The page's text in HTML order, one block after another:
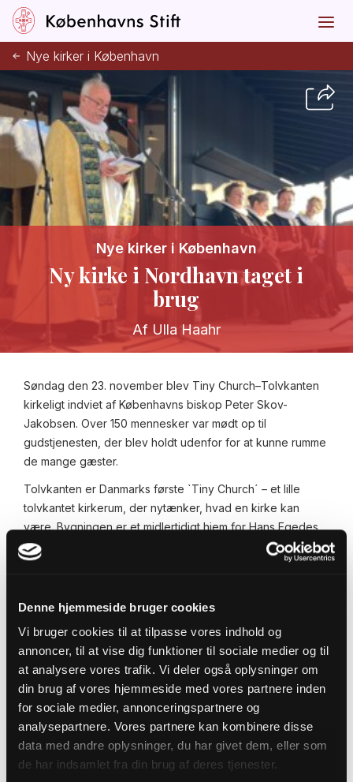
Denne hjemmeside bruger cookies
Vi bruger cookies til at tilpasse vores indhold og
annoncer, til at vise dig funktioner til sociale medier og til
at analysere vores trafik. Vi deler også oplysninger om
din brug af vores hjemmeside med vores partnere inden
for sociale medier, annonceringspartnere og
analysepartnere. Vores partnere kan kombinere disse
data med andre oplysninger, du har givet dem, eller som
de har indsamlet fra din brug af deres tjenester.
Nye kirker i København
Ny kirke i Nordhavn taget i
brug
Nye kirker i København
Af Ulla Haahr
Søndag den 23. november blev Tiny Church–Tolvkanten
kirkeligt indviet af Københavns biskop Peter Skov-
Jakobsen. Over 150 mennesker var mødt op til
gudstjenesten, der blev holdt udenfor for at kunne rumme
de mange gæster.
Tolvkanten er Danmarks første `Tiny Church´ – et lille
tolvkantet kirkerum, der nytænker, hvad en kirke kan
være. Bygningen er et midlertidigt hjem for Hans Egedes
Sogn, mens bydelen venter på en permanent kirke, der
skal bygges i den hurtigt voksende bydel i Nordhavn.
få dåb, konfirmation og bryllup. Det betyder også, at der
ikke er gudstjenester hver søndag. Til gengæld vil der
foregå mange andre aktiviteter – foredrag, koncerter,
undervisning, yoga og fællesspisninger mv, så kirken
bliver et naturligt samlingspunkt i bydelen.
Arkitekt Julius Nielsen står bag byggeriet, der er støttet af
Kirkefondet. Nina Nørgaard har lavet dåbsfad, kalk, kande
og disk til kirkerummet.